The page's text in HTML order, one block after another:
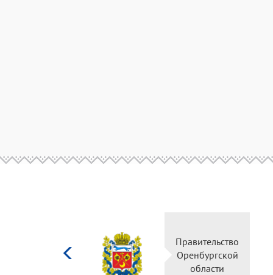
Правительство
Оренбургской
области